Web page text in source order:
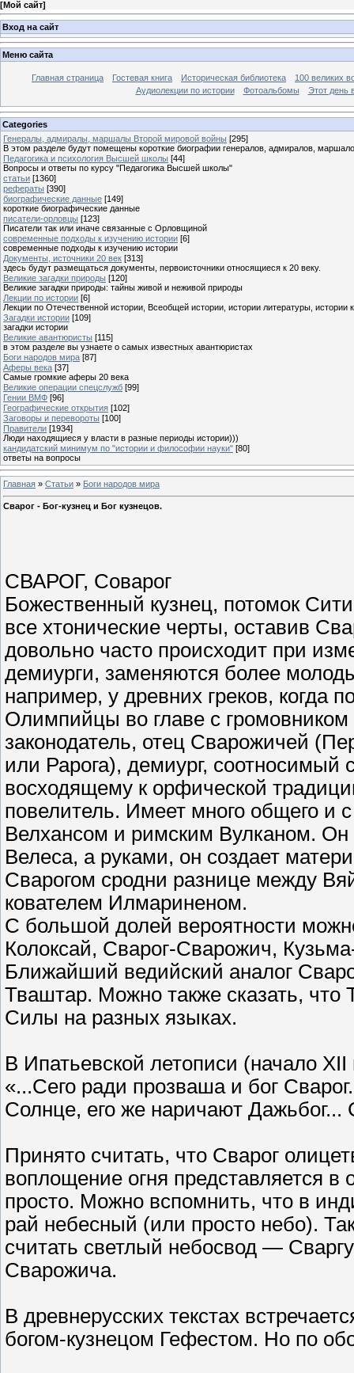
[Мой сайт]
Вход на сайт
Меню сайта
Главная страница Гостевая книга Историческая библиотека
100 великих
Аудиолекции по истории
Фотоальбомы Этот день
Categories
Генералы, адмиралы, маршалы Второй мировой войны [295]
В этом разделе будут помещены короткие биографии генералов, адмиралов,
Педагогика и психология Высшей школы [44]
Вопросы и ответы по курсу "Педагогика Высшей школы"
статьи [1360]
рефераты [390]
биографические данные [149]
короткие биографические данные
писатели-орловцы [123]
Писатели так или иначе связанные с Орловщиной
современные подходы к изучению истории [6]
современные подходы к изучению истории
Документы, источники 20 век [313]
здесь будут размещаться документы, первоисточники относящиеся к 20 веку.
Великие загадки природы [120]
Великие загадки природы: тайны живой и неживой природы
Лекции по истории [6]
Лекции по Отечественной истории, Всеобщей истории, истории литературы, истории
Загадки истории [109]
загадки истории
Великие авантюристы [115]
в этом разделе вы узнаете о самых известных авантюристах
Боги народов мира [87]
Аферы века [37]
Самые громкие аферы 20 века
Великие операции спецслужб [99]
Гении ВМФ [96]
Географические открытия [102]
Заговоры и перевороты [100]
Правители [1934]
Люди находящиеся у власти в разные периоды истории)))
кандидатский минимум по "истории и философии науки" [80]
ответы на вопросы
Главная » Статьи » Боги народов мира
Сварог - Бог-кузнец и Бог кузнецов.
СВАРОГ, Соварог
Божественный кузнец, потомок
все хтонические черты, оставив
довольно часто происходит при
демиурги, заменяются более
например, у древних греков, когда
Олимпийцы во главе с
законодатель, отец Сварожичей
или Рарога), демиург,
восходящему к орфической
повелитель. Имеет много общего и
Велхансом и римским Вулканом. Он
Велеса, а руками, он создает
Сварогом сродни разнице между
кователем Илмариненом.
С большой долей вероятности
Колоксай, Сварог-Сварожич,
Ближайший ведийский аналог
Тваштар. Можно также сказать,
Силы на разных языках.
В Ипатьевской летописи (начало XII
«...Сего ради прозваша и бог
Солнце, его же наричают
Принято считать, что Сварог
воплощение огня представляется в
просто. Можно вспомнить, что в
рай небесный (или просто небо).
считать светлый небосвод —
Сварожича.
В древнерусских текстах
богом-кузнецом Гефестом. Но по